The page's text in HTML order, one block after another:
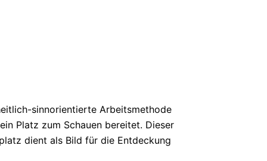
sinnorientierte Arbeitsmethode
Platz zum Schauen bereitet. Dieser
dient als Bild für die Entdeckung